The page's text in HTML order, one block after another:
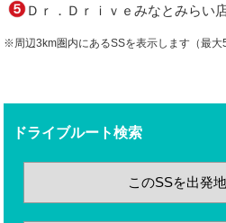
Ｄｒ．Ｄｒｉｖｅみなとみらい
※周辺3km圏内にあるSSを表示します（最大5
ドライブルート検索
このSSを出発